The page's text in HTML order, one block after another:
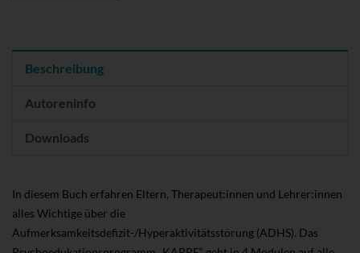
Beschreibung
Autoreninfo
Downloads
In diesem Buch erfahren Eltern, Therapeut:innen und Lehrer:innen
alles Wichtige über die
Aufmerksamkeitsdefizit-/Hyperaktivitätsstörung (ADHS). Das